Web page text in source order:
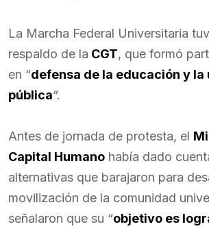
La Marcha Federal Universitaria
respaldo de la CGT, que formó
en “defensa de la educación y
pública“.
Antes de jornada de protesta, el
Capital Humano había dado
alternativas que barajaron para
movilización de la comunidad
señalaron que su “objetivo es